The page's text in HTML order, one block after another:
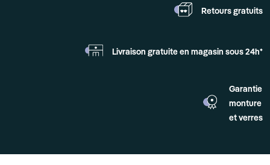
Retours gratuits
Livraison gratuite en magasin sous 24h*
Garantie
monture
et verres